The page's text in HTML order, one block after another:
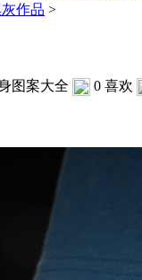
作品 >
图案大全 0 喜欢